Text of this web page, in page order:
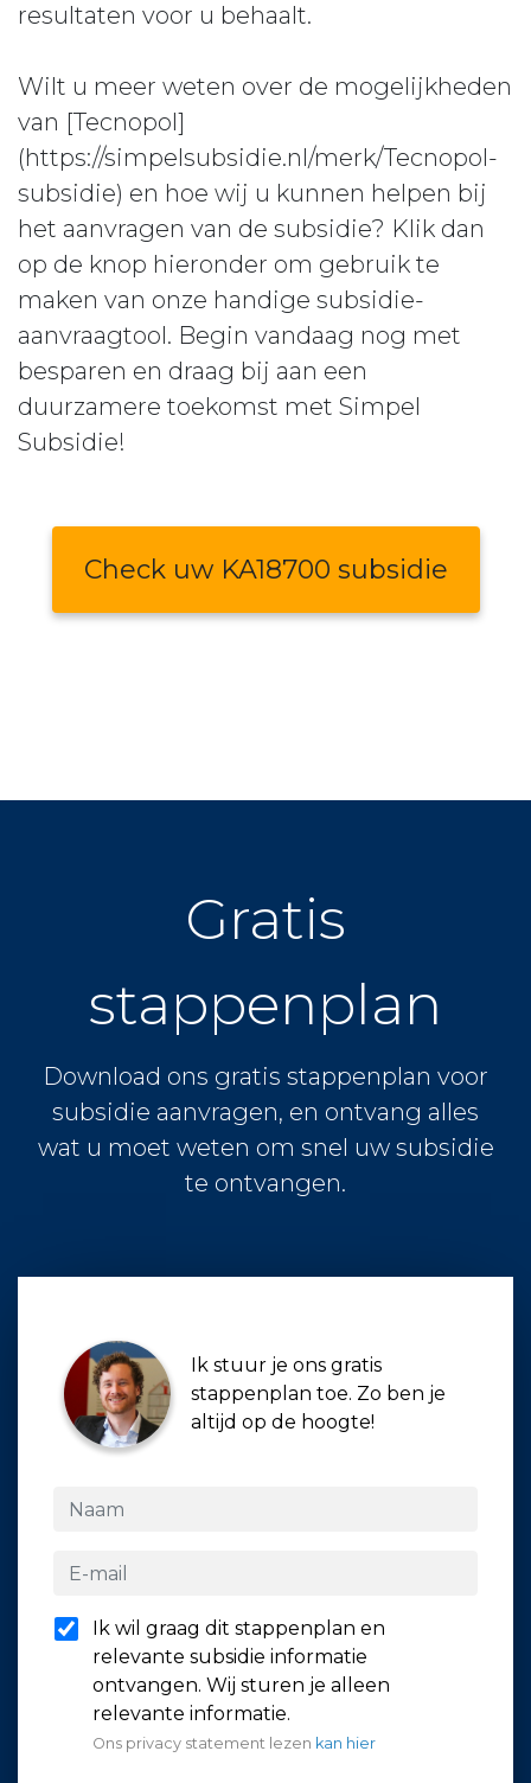
resultaten voor u behaalt.
Wilt u meer weten over de mogelijkheden
van [Tecnopol]
(https://simpelsubsidie.nl/merk/Tecnopol-
subsidie) en hoe wij u kunnen helpen bij
het aanvragen van de subsidie? Klik dan
op de knop hieronder om gebruik te
maken van onze handige subsidie-
aanvraagtool. Begin vandaag nog met
besparen en draag bij aan een
duurzamere toekomst met Simpel
Subsidie!
Check uw KA18700 subsidie
Gratis
stappenplan
Download ons gratis stappenplan voor
subsidie aanvragen, en ontvang alles
wat u moet weten om snel uw subsidie
te ontvangen.
Ik stuur je ons gratis
stappenplan toe. Zo ben je
altijd op de hoogte!
Ik wil graag dit stappenplan en
relevante subsidie informatie
ontvangen. Wij sturen je alleen
relevante informatie.
Ons privacy statement lezen kan hier